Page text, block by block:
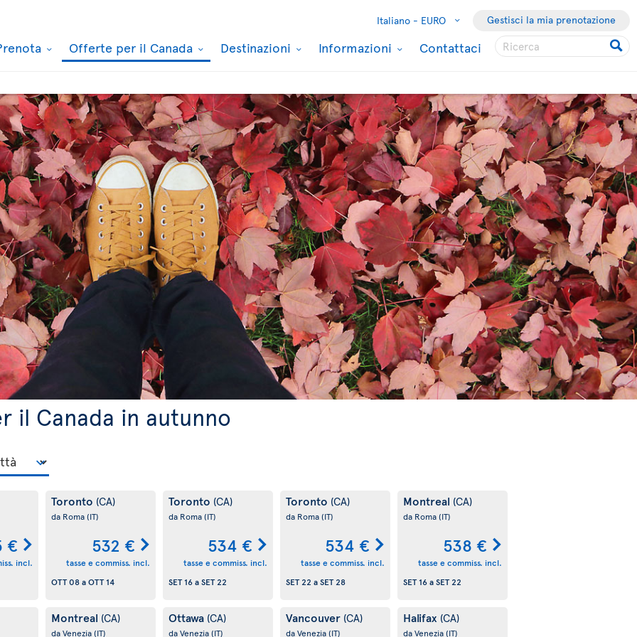
Italiano - EURO Gestisci la mia prenotazione
Offerte per il Canada Destinazioni Informazioni Contattaci
il Canada in autunno
€
incl.
Toronto (CA)
da Roma(IT)
532 €
tasse e commiss. incl.
OTT 08aOTT 14
Toronto (CA)
da Roma(IT)
534 €
tasse e commiss. incl.
SET 16aSET 22
Toronto (CA)
da Roma(IT)
534 €
tasse e commiss. incl.
SET 22 aSET 28
Montreal (CA)
da Roma(IT)
538 €
tasse e commiss. incl.
SET 16aSET 22
Montreal (CA)
da Venezia(IT)
Ottawa (CA)
da Venezia(IT)
Vancouver (CA)
da Venezia(IT)
Halifax (CA)
da Venezia(IT)